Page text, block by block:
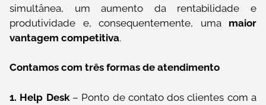
simultânea, um aumento da rentabilidade e
produtividade e, consequentemente, uma maior
vantagem competitiva.
Contamos com três formas de atendimento
1. Help Desk– Ponto de contato dos clientes com a